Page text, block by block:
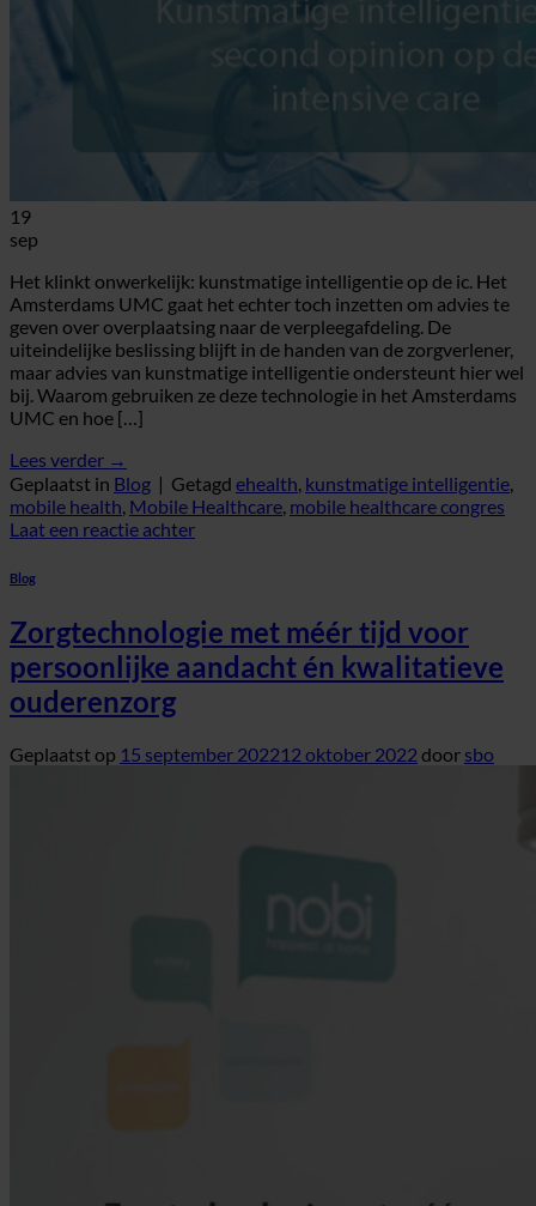
19
sep
Het klinkt onwerkelijk: kunstmatige intelligentie op de ic. Het
Amsterdams UMC gaat het echter toch inzetten om advies te
geven over overplaatsing naar de verpleegafdeling. De
uiteindelijke beslissing blijft in de handen van de zorgverlener,
maar advies van kunstmatige intelligentie ondersteunt hier wel
bij. Waarom gebruiken ze deze technologie in het Amsterdams
UMC en hoe […]
Lees verder →
Geplaatst in Blog | Getagd ehealth kunstmatige intelligentie
mobile health Mobile Healthcare mobile healthcare congres
Laat een reactie achter
Blog
Zorgtechnologie met méér tijd voor
persoonlijke aandacht én kwalitatieve
ouderenzorg
Geplaatst op 15 september 202212 oktober 2022 door sbo